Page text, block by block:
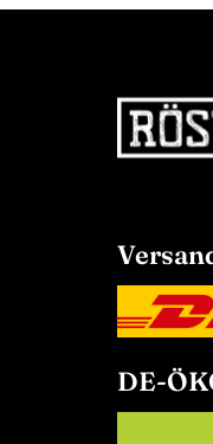
DE-